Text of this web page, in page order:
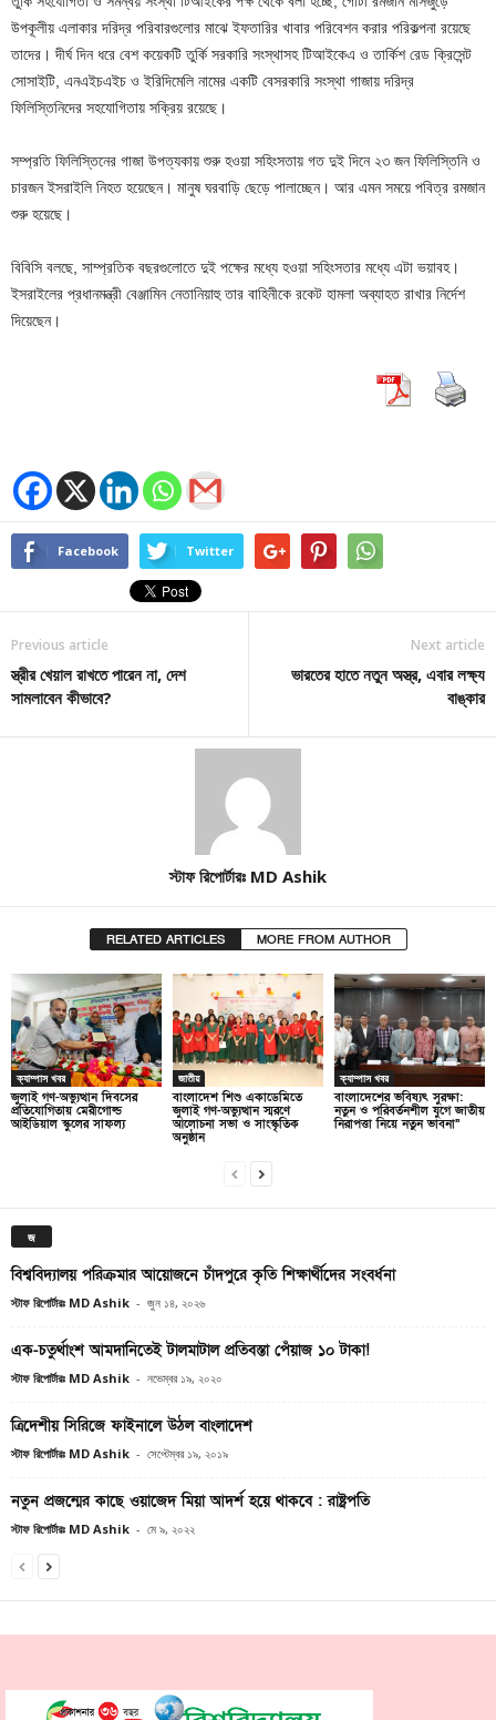
উপকূলীয় এলাকার দরিদ্র পরিবারগুলোর মাঝে ইফতারির খাবার পরিবেশন করার পরিকল্পনা রয়েছে
তাদের। দীর্ঘ দিন ধরে বেশ কয়েকটি তুর্কি সরকারি সংস্থাসহ টিআইকেএ ও তার্কিশ রেড ক্রিসেন্ট
সোসাইটি, এনএইচএইচ ও ইরিদিমেলি নামের একটি বেসরকারি সংস্থা গাজায় দরিদ্র
ফিলিস্তিনিদের সহযোগিতায় সক্রিয় রয়েছে।
সম্প্রতি ফিলিস্তিনের গাজা উপত্যকায় শুরু হওয়া সহিংসতায় গত দুই দিনে ২৩ জন ফিলিস্তিনি ও
চারজন ইসরাইলি নিহত হয়েছেন। মানুষ ঘরবাড়ি ছেড়ে পালাচ্ছেন। আর এমন সময়ে পবিত্র রমজান
শুরু হয়েছে।
বিবিসি বলছে, সাম্প্রতিক বছরগুলোতে দুই পক্ষের মধ্যে হওয়া সহিংসতার মধ্যে এটা ভয়াবহ।
ইসরাইলের প্রধানমন্ত্রী বেঞ্জামিন নেতানিয়াহু তার বাহিনীকে রকেট হামলা অব্যাহত রাখার নির্দেশ
দিয়েছেন।
Facebook Twitter
Previous article
স্ত্রীর খেয়াল রাখতে পারেন না, দেশ
সামলাবেন কীভাবে?
Next article
ভারতের হাতে নতুন অস্ত্র, এবার লক্ষ্য
বাঙ্কার
স্টাফ রিপোর্টারঃ MD Ashik
RELATED ARTICLES MORE FROM AUTHOR
ক্যাম্পাস খবর
জুলাই গণ-অভ্যুত্থান দিবসের
প্রতিযোগিতায় মেরীগোল্ড
আইডিয়াল স্কুলের সাফল্য
জাতীয়
বাংলাদেশ শিশু একাডেমিতে
জুলাই গণ-অভ্যুত্থান স্মরণে
আলোচনা সভা ও সাংস্কৃতিক
অনুষ্ঠান
ক্যাম্পাস খবর
বাংলাদেশের ভবিষ্যৎ সুরক্ষা:
নতুন ও পরিবর্তনশীল যুগে জাতীয়
নিরাপত্তা নিয়ে নতুন ভাবনা”
জ
বিশ্ববিদ্যালয় পরিক্রমার আয়োজনে চাঁদপুরে কৃতি শিক্ষার্থীদের সংবর্ধনা
স্টাফ রিপোর্টারঃ MD Ashik - জুন ১৪, ২০২৬
এক-চতুর্থাংশ আমদানিতেই টালমাটাল প্রতিবস্তা পেঁয়াজ ১০ টাকা!
স্টাফ রিপোর্টারঃ MD Ashik - নভেম্বর ১৯, ২০২০
ত্রিদেশীয় সিরিজে ফাইনালে উঠল বাংলাদেশ
স্টাফ রিপোর্টারঃ MD Ashik - সেপ্টেম্বর ১৯, ২০১৯
নতুন প্রজন্মের কাছে ওয়াজেদ মিয়া আদর্শ হয়ে থাকবে : রাষ্ট্রপতি
স্টাফ রিপোর্টারঃ MD Ashik - মে ৯, ২০২২